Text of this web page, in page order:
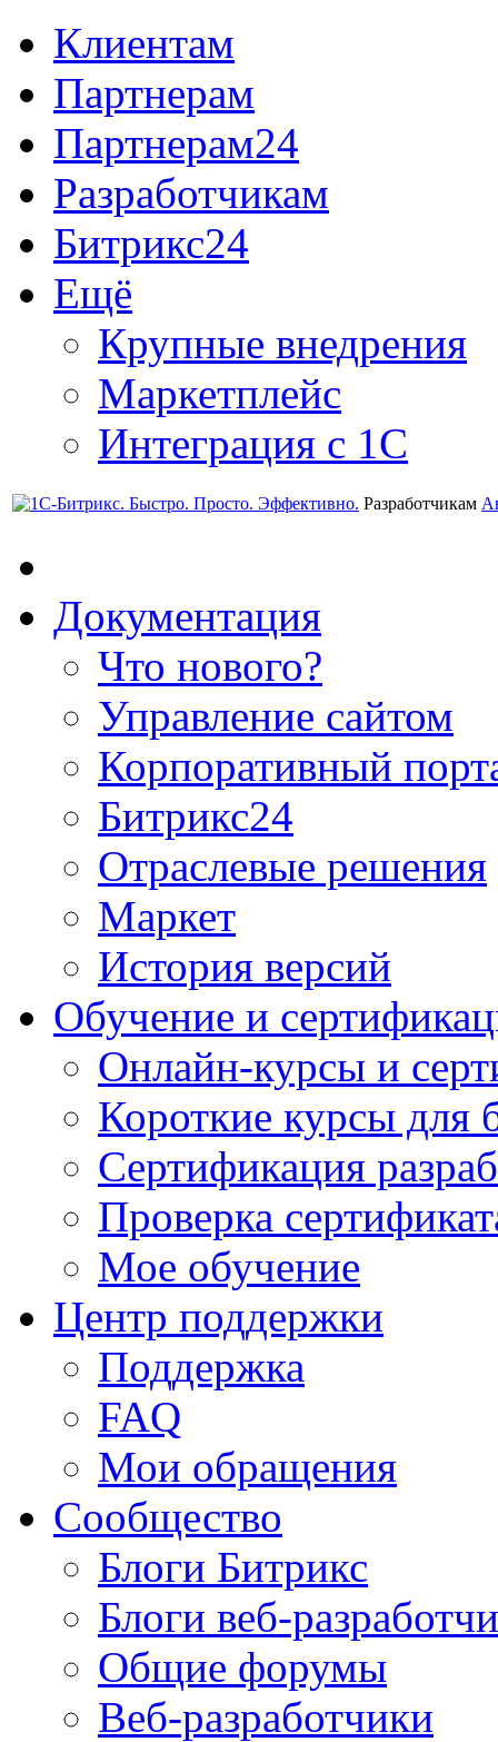
Клиентам
Партнерам
Партнерам24
Разработчикам
Битрикс24
Ещё
Крупные внедрения
Маркетплейс
Интеграция с 1С
Разработчикам
Документация
Что нового?
Управление сайтом
Корпоративный
Битрикс24
Отраслевые решения
Маркет
История версий
Обучение и
Онлайн-курсы и
Короткие курсы для
Сертификация
Проверка
Мое обучение
Центр поддержки
Поддержка
FAQ
Мои обращения
Сообщество
Блоги Битрикс
Блоги веб-
Общие форумы
Веб-разработчики